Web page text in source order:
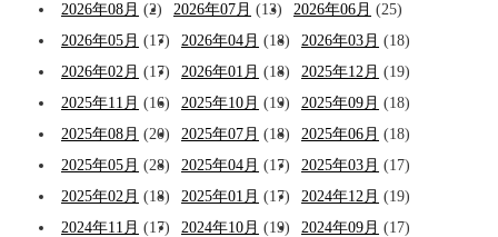
2026年08月 (2) 2026年07月 (13) 2026年06月 (25)
2026年05月 (17) 2026年04月 (18) 2026年03月 (18)
2026年02月 (17) 2026年01月 (18) 2025年12月 (19)
2025年11月 (16) 2025年10月 (19) 2025年09月 (18)
2025年08月 (20) 2025年07月 (18) 2025年06月 (18)
2025年05月 (28) 2025年04月 (17) 2025年03月 (17)
2025年02月 (18) 2025年01月 (17) 2024年12月 (19)
2024年11月 (17) 2024年10月 (19) 2024年09月 (17)